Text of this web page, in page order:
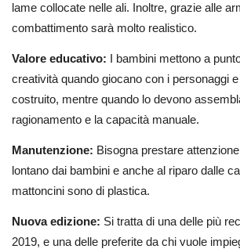
lame collocate nelle ali. Inoltre, grazie alle
combattimento sarà molto realistico.
Valore educativo: I bambini mettono a
creatività quando giocano con i personaggi
costruito, mentre quando lo devono
ragionamento e la capacità manuale.
Manutenzione: Bisogna prestare
lontano dai bambini e anche al riparo dalle
mattoncini sono di plastica.
Nuova edizione: Si tratta di una delle più
2019, e una delle preferite da chi vuole